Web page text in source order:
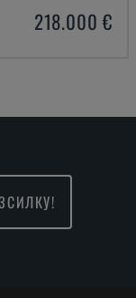
218.000 €